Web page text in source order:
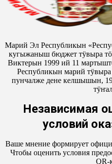
Марий Эл Республикын
кугыжаныш бюджет тӱвыра
Виктерын 1999 ий 11
Республикын марий
пунчалже дене келшышын,
Независимая
условий
Ваше мнение формирует
Чтобы оценить условия
QR-